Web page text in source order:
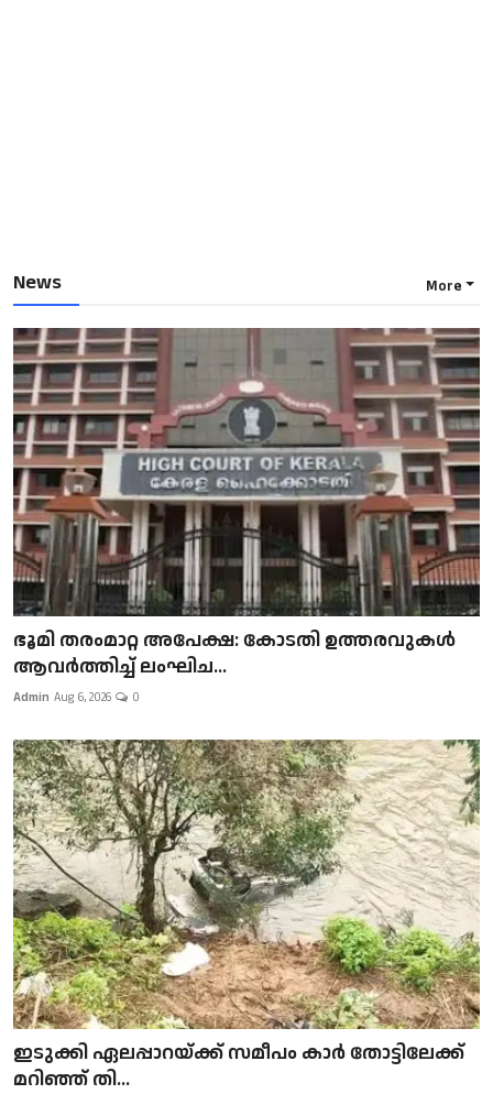
News More
ഭൂമി തരംമാറ്റ അപേക്ഷ: കോടതി ഉത്തരവുകൾ
ആവർത്തിച്ച് ലംഘിച...
Admin Aug 6, 2026 0
ഇടുക്കി ഏലപ്പാറയ്ക്ക് സമീപം കാർ തോട്ടിലേക്ക്
മറിഞ്ഞ് തി...